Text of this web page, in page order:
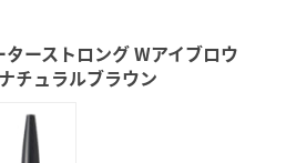
ーストロング Wアイブロウ
チュラルブラウン